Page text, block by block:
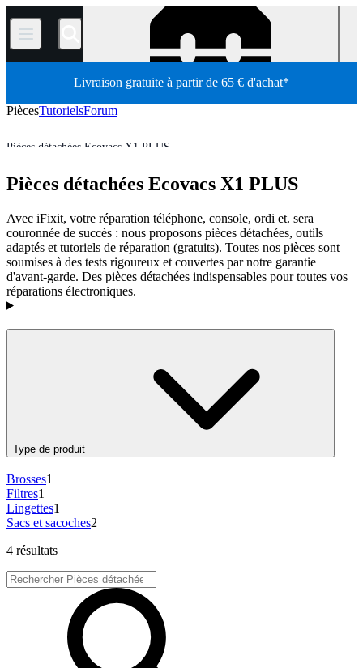
/
Livraison gratuite à partir de 65 € d'achat*
PiècesTutorielsForum
Pièces détachées Ecovacs X1 PLUS
Aspirateur
Électroménager
Pièces détachées
Boutique
Pièces détachées Ecovacs X1 PLUS
Avec iFixit, votre réparation téléphone, console, ordi et. sera
couronnée de succès : nous proposons pièces détachées, outils
adaptés et tutoriels de réparation (gratuits). Toutes nos pièces sont
soumises à des tests rigoureux et couvertes par notre garantie
d'avant-garde. Des pièces détachées indispensables pour toutes vos
réparations électroniques.
Produits
Type de produit
Brosses1
Filtres1
Lingettes1
Sacs et sacoches2
4 résultats